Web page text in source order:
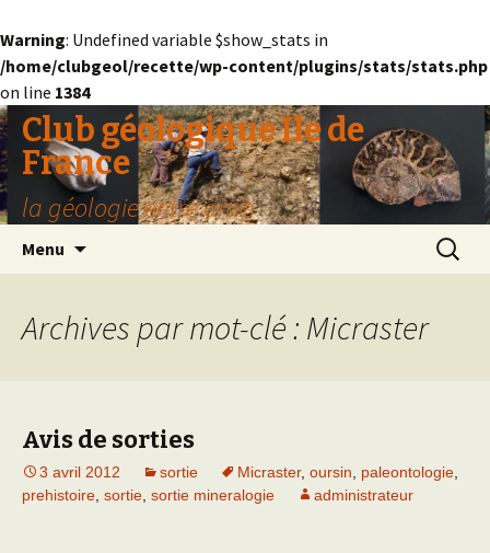
Warning: Undefined variable $show_stats in
/home/clubgeol/recette/wp-content/plugins/stats/stats.php
on line 1384
Club géologique Ile de
France
la géologie entre amis
Menu
Archives par mot-clé : Micraster
Avis de sorties
3 avril 2012 sortie Micraster, oursin paleontologie
prehistoire sortie sortie mineralogie administrateur